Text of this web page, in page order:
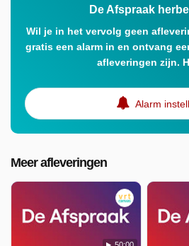
De Afspraak
Wil je in het vervolg geen
gratis een alarm in en ontvang
afleveringen zijn.
Alarm
Meer afleveringen